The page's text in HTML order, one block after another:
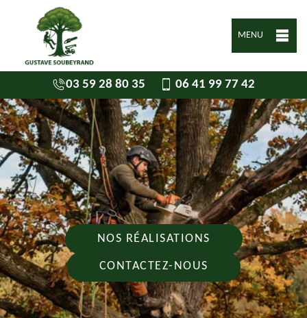
MENU
03 59 28 80 35 06 41 99 77 42
NOS RÉALISATIONS
CONTACTEZ-NOUS